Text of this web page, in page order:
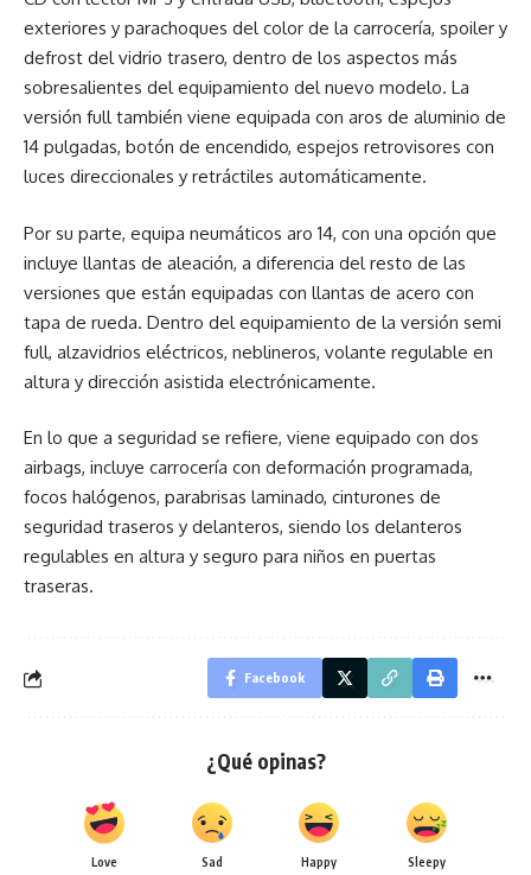
exteriores y parachoques del color de la carrocería, spoiler y
defrost del vidrio trasero, dentro de los aspectos más
sobresalientes del equipamiento del nuevo modelo. La
versión full también viene equipada con aros de aluminio de
14 pulgadas, botón de encendido, espejos retrovisores con
luces direccionales y retráctiles automáticamente.
Por su parte, equipa neumáticos aro 14, con una opción que
incluye llantas de aleación, a diferencia del resto de las
versiones que están equipadas con llantas de acero con
tapa de rueda. Dentro del equipamiento de la versión semi
full, alzavidrios eléctricos, neblineros, volante regulable en
altura y dirección asistida electrónicamente.
En lo que a seguridad se refiere, viene equipado con dos
airbags, incluye carrocería con deformación programada,
focos halógenos, parabrisas laminado, cinturones de
seguridad traseros y delanteros, siendo los delanteros
regulables en altura y seguro para niños en puertas
traseras.
Facebook
¿Qué opinas?
Love Sad Happy Sleepy